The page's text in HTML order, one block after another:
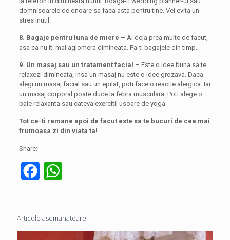
domnisoarele de onoare sa faca asta pentru tine. Vei evita un
stres inutil.
8. Bagaje pentru luna de miere – Ai deja prea multe de facut,
asa ca nu iti mai aglomera dimineata. Fa-ti bagajele din timp.
9. Un masaj sau un tratament facial – Este o idee buna sa te
relaxezi dimineata, insa un masaj nu este o idee grozava. Daca
alegi un masaj facial sau un epilat, poti face o reactie alergica. Iar
un masaj corporal poate duce la febra musculara. Poti alege o
baie relaxanta sau cateva exercitii usoare de yoga.
Tot ce-ti ramane apoi de facut este sa te bucuri de cea mai
frumoasa zi din viata ta!
Share:
Facebook
Articole asemanatoare